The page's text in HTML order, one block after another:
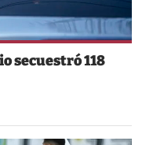
secuestró 118